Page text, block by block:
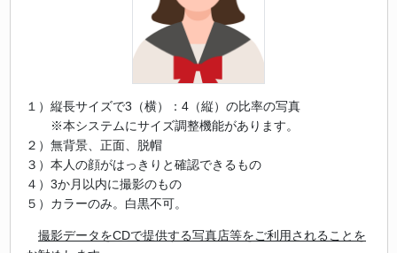
１）縦長サイズで3（横）：4（縦）の比率の写真
※本システムにサイズ調整機能があります。
２）無背景、正面、脱帽
３）本人の顔がはっきりと確認できるもの
４）3か月以内に撮影のもの
５）カラーのみ。白黒不可。
撮影データをCDで提供する写真店等をご利用されることを